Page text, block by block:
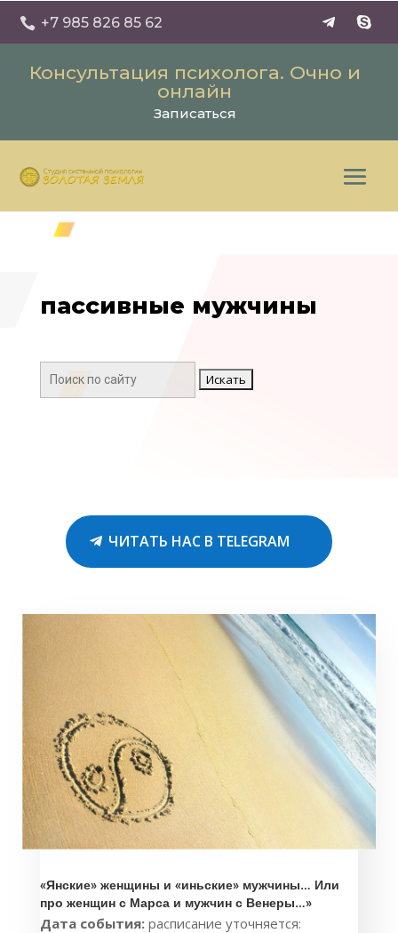
 +7 985 826 85 62
Консультация психолога. Очно и
онлайн
Записаться
пассивные мужчины
Поиск:
ЧИТАТЬ НАС В TELEGRAM
«Янские» женщины и «иньские» мужчины… Или
про женщин с Марса и мужчин с Венеры…»
Дата события: расписание уточняется: